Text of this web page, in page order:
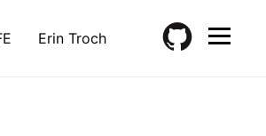
Erin Troch